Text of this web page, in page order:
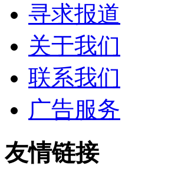
寻求报道
关于我们
联系我们
广告服务
友情链接